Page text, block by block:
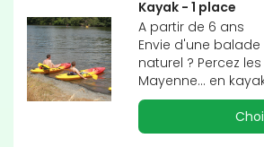
Kayak - 1 place
A partir de 6 ans
Envie d'une
naturel ? Percez
Mayenne... en